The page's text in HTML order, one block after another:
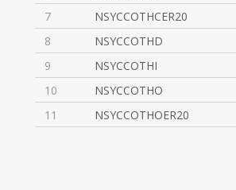
7 NSYCCOTHCER20
8 NSYCCOTHD
9 NSYCCOTHI
10 NSYCCOTHO
11 NSYCCOTHOER20